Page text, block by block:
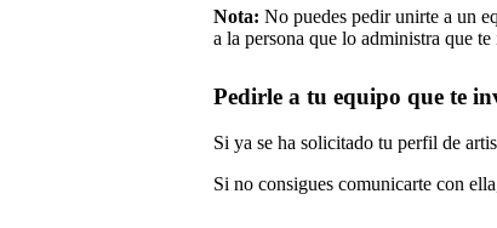
Nota: No puedes pedir unirte a un
a la persona que lo administra que te
Pedirle a tu equipo que te
Si ya se ha solicitado tu perfil de
Si no consigues comunicarte con